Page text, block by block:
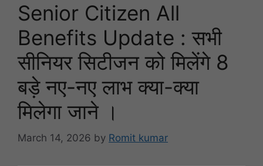
Senior Citizen All
Benefits Update : सभी
सीनियर सिटीजन को मिलेंगे 8
बड़े नए-नए लाभ क्या-क्या
मिलेगा जाने ।
March 14, 2026 by Romit kumar